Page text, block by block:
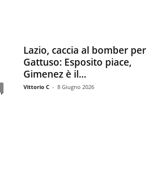
Lazio, caccia al bomber per
Gattuso: Esposito piace,
Gimenez è il...
Vittorio C - 8 Giugno 2026